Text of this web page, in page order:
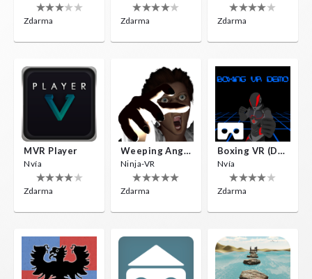
Zdarma Zdarma Zdarma
MVR Player
Nvía
Zdarma
Weeping Angels VR
Ninja-VR
Zdarma
Boxing VR (Demo)
Nvía
Zdarma